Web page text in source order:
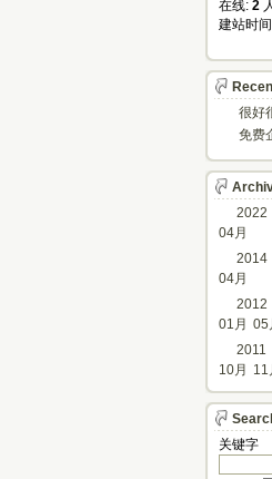
在线: 2
建站时
很好
免费
2022
04月
2014
04月
2012
01月 05
2011
10月
11
关键字